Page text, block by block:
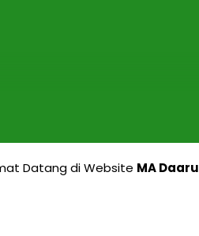
di WebsiteMA Daarul